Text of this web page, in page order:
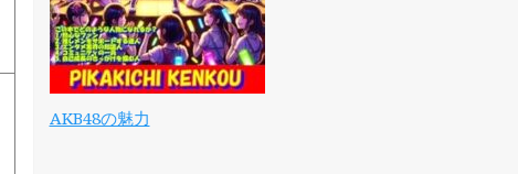
AKB48の魅力